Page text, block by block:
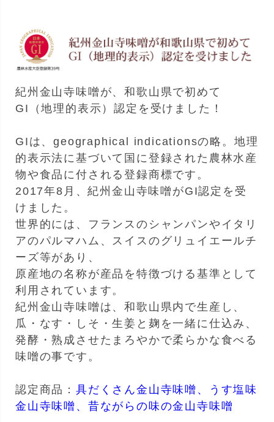
紀州金山寺味噌が、和歌山県で初めて
GI（地理的表示）認定を受けました！
GIは、geographical indicationsの略。地理
的表示法に基づいて国に登録された農林水産
物や食品に付される登録商標です。
2017年8月、紀州金山寺味噌がGI認定を受
けました。
世界的には、フランスのシャンパンやイタリ
アのパルマハム、スイスのグリュイエールチ
ーズ等があり、
原産地の名称が産品を特徴づける基準として
利用されています。
紀州金山寺味噌は、和歌山県内で生産し、
瓜・なす・しそ・生姜と麹を一緒に仕込み、
発酵・熟成させたまろやかで柔らかな食べる
味噌の事です。
認定商品： 具だくさん金山寺味噌、
うす塩味
金山寺味噌、 昔ながらの味の金山寺味噌